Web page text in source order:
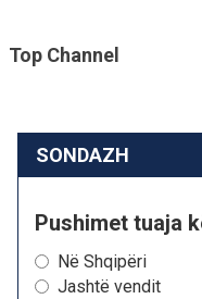
Top Channel
SONDAZH
Pushimet tuaja
Në Shqipëri
Jashtë vendit